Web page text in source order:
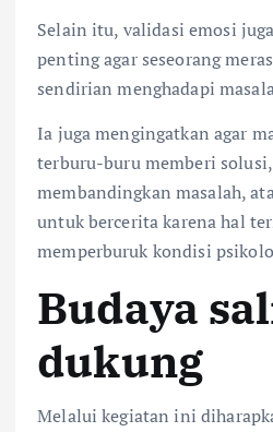
Selain itu, validasi emosi
penting agar seseorang
sendirian menghadapi
Ia juga mengingatkan agar
terburu-buru memberi
membandingkan masalah,
untuk bercerita karena hal
memperburuk kondisi
Budaya
dukung
Melalui kegiatan ini